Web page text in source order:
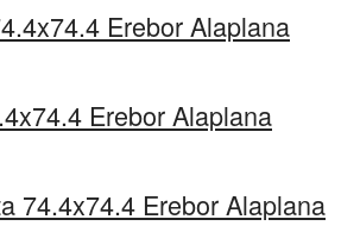
Erebor Alaplana
Erebor Alaplana
74.4x74.4 Erebor Alaplana